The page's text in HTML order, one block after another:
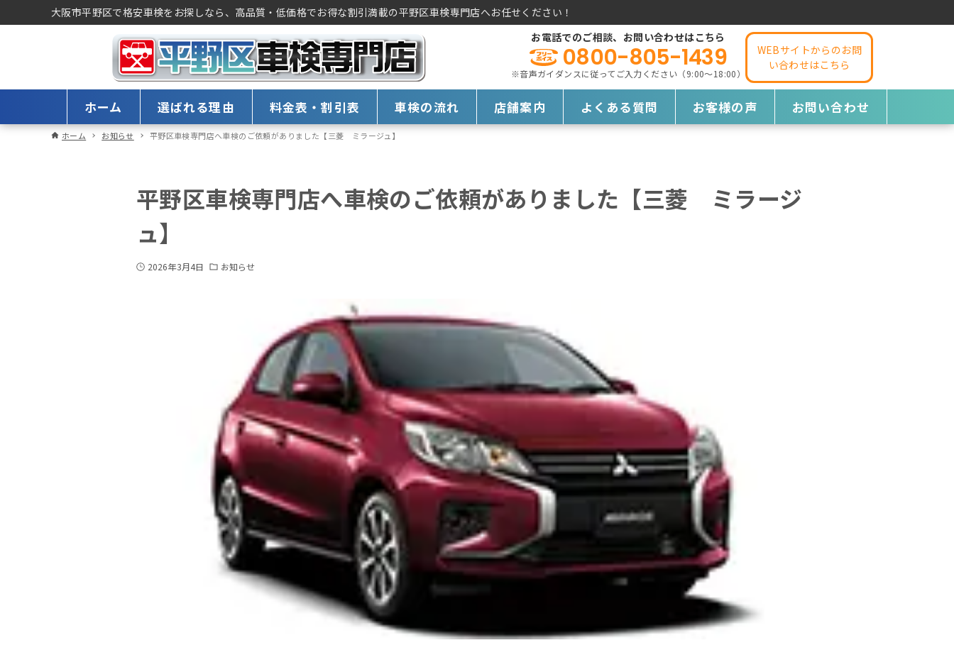
大阪市平野区で格安車検をお探しなら、高品質・低価格でお得な割引満載の平野区車検専門店へお任せください！
お電話でのご相談、お問い合わせはこちら
0800-805-1439
※音声ガイダンスに従ってご入力ください（9:00～18:00）
WEBサイトからのお問
い合わせはこちら
ホーム 選ばれる理由 料金表・割引表 車検の流れ 店舗案内 よくある質問 お客様の声 お問い合わせ
ホーム お知らせ 平野区車検専門店へ車検のご依頼がありました【三菱 ミラージュ】
平野区車検専門店へ車検のご依頼がありました【三菱 ミラージ
ュ】
2026年3月4日 お知らせ